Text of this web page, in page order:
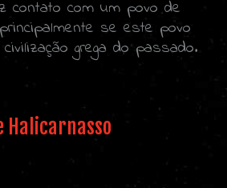
contato com um povo de
se este povo
grega do passado.
Halicarnasso